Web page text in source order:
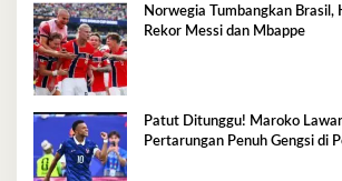
Norwegia Tumbangkan Brasil,
Rekor Messi dan Mbappe
Patut Ditunggu! Maroko
Pertarungan Penuh Gengsi di